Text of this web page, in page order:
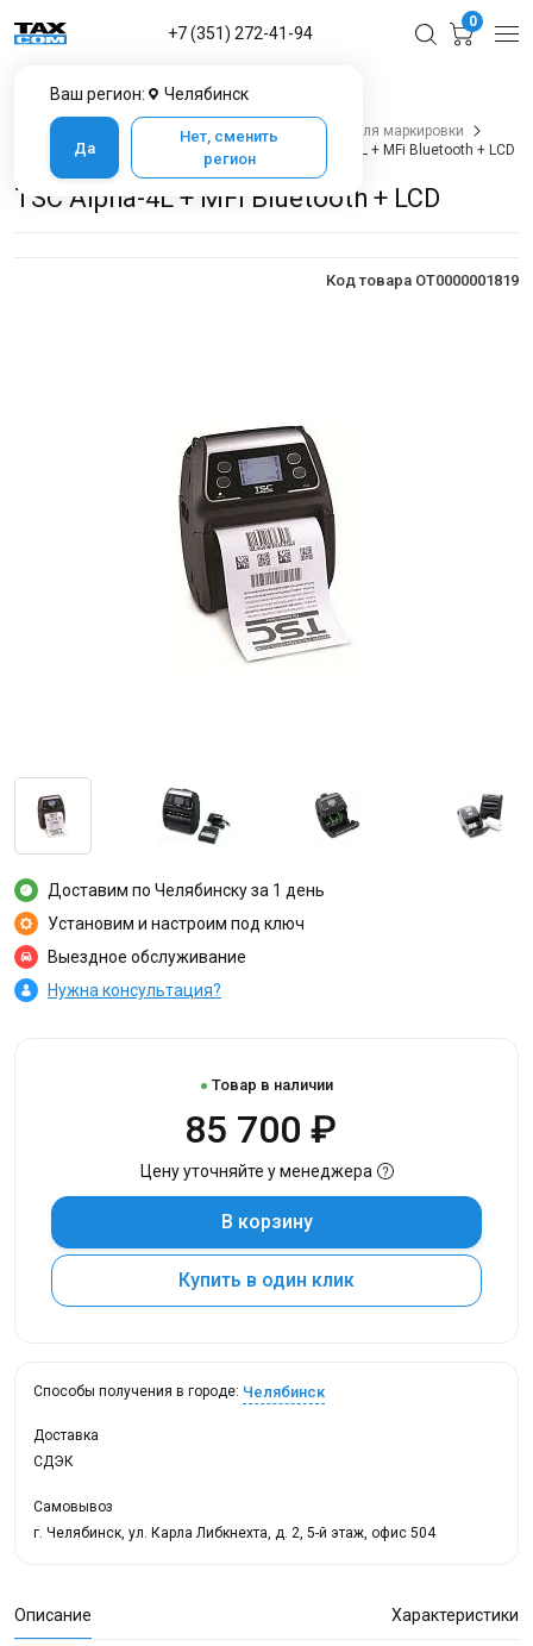
Ваш регион: Челябинск
Да
Нет, сменить
регион
+7 (351) 272-41-94
0
Оборудование для печати
Принтеры этикеток для маркировки
Принтеры этикеток для маркировки
TSC Alpha-4L + MFi Bluetooth + LCD
TSC Alpha-4L + MFi Bluetooth + LCD
Код товара OT0000001819
Доставим по Челябинску за 1 день
Установим и настроим под ключ
Выездное обслуживание
Нужна консультация?
Товар в наличии
85 700 ₽
Цену уточняйте у менеджера
В корзину
Купить в один клик
Способы получения в городе: Челябинск
Доставка
СДЭК
Самовывоз
г. Челябинск, ул. Карла Либкнехта, д. 2, 5-й этаж, офис 504
Описание Характеристики